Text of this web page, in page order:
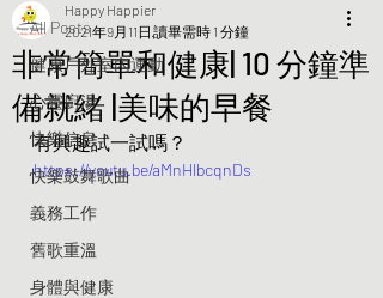
All Posts
健康戶外室內運動
心靈廚湯
快樂信息
快樂鼓舞歌曲
義務工作
舊歌重溫
身體與健康
非常簡單和健康| 10 分鐘準
備就緒 |美味的早餐
Happy Happier
2021年9月11日 讀畢需時 1 分鐘
有興趣試一試嗎？
https://youtu.be/aMnHlbcqnDs